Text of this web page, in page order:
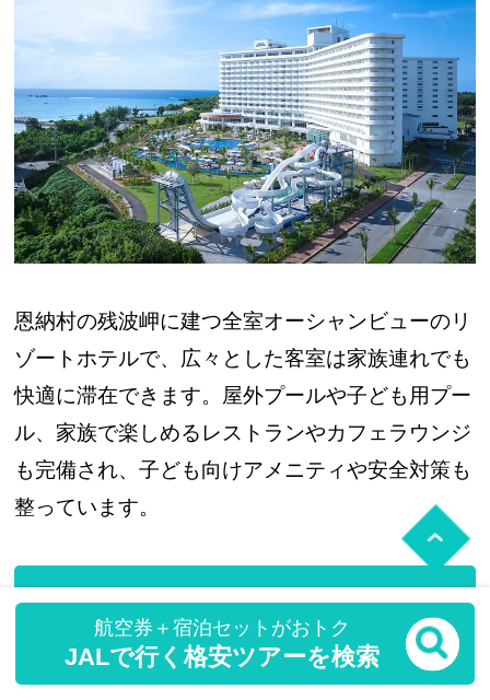
航空券＋宿泊セットがおトク
JALで行く格安ツアーを検索
恩納村の残波岬に建つ全室オーシャンビューのリ
ゾートホテルで、広々とした客室は家族連れでも
快適に滞在できます。屋外プールや子ども用プー
ル、家族で楽しめるレストランやカフェラウンジ
も完備され、子ども向けアメニティや安全対策も
整っています。
ホテルの詳細を見る